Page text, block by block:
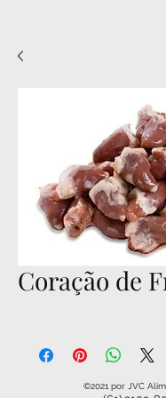
Coração de
©2021 por JVC